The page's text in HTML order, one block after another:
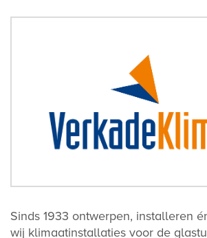
Sinds 1933 ontwerpen, installeren
wij klimaatinstallaties voor de